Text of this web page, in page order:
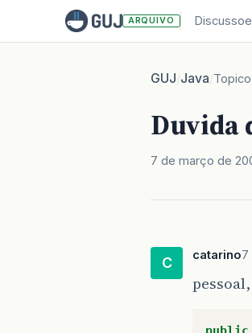
ARQUIVO
GUJ/Java/Topico
Duvida
7 de março de
C catarino7